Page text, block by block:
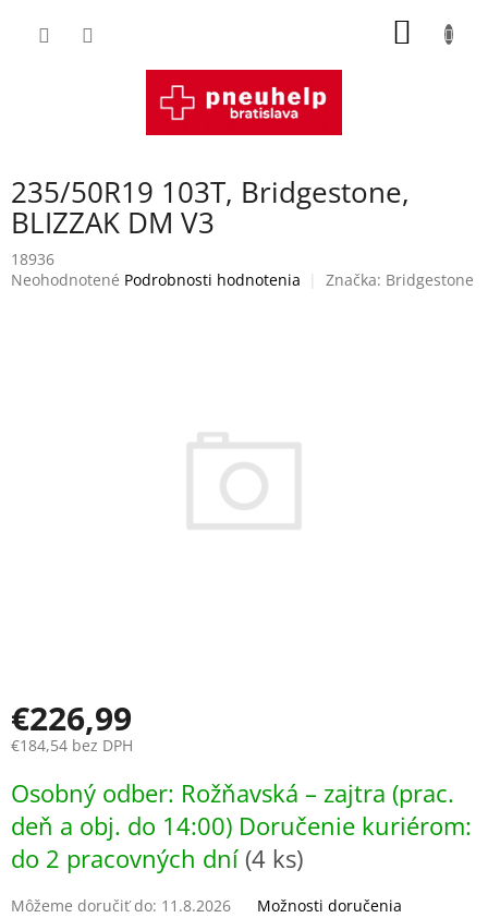
235/50R19 103T, Bridgestone,
BLIZZAK DM V3
18936
Priemerné
Neohodnotené Podrobnosti hodnotenia Značka: Bridgestone
€226,99
€184,54 bez DPH
cena:
Osobný odber: Rožňavská – zajtra (prac.
deň a obj. do 14:00) Doručenie kuriérom:
do 2 pracovných dní (4 ks)
Môžeme doručiť do: 11.8.2026 Možnosti doručenia